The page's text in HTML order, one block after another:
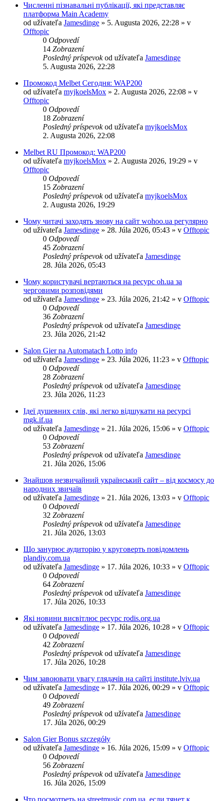
Численні пізнавальні публікації, які представляє
платформа Main Academy
od užívateľa Jamesdinge » 5. Augusta 2026, 22:28 » v
Offtopic
0 Odpovedí
14 Zobrazení
Posledný príspevokod užívateľa Jamesdinge
5. Augusta 2026, 22:28
Промокод Melbet Сегодня: WAP200
od užívateľa myjkoelsMox » 2. Augusta 2026, 22:08 » v
Offtopic
0 Odpovedí
18 Zobrazení
Posledný príspevokod užívateľa myjkoelsMox
2. Augusta 2026, 22:08
Melbet RU Промокод: WAP200
od užívateľa myjkoelsMox » 2. Augusta 2026, 19:29 » v
Offtopic
0 Odpovedí
15 Zobrazení
Posledný príspevokod užívateľa myjkoelsMox
2. Augusta 2026, 19:29
Чому читачі заходять знову на сайт wohoo.ua регулярно
od užívateľa Jamesdinge » 28. Júla 2026, 05:43 » v Offtopic
0 Odpovedí
45 Zobrazení
Posledný príspevokod užívateľa Jamesdinge
28. Júla 2026, 05:43
Чому користувачі вертаються на ресурс oh.ua за
черговими розповідями
od užívateľa Jamesdinge » 23. Júla 2026, 21:42 » v Offtopic
0 Odpovedí
36 Zobrazení
Posledný príspevokod užívateľa Jamesdinge
23. Júla 2026, 21:42
Salon Gier na Automatach Lotto info
od užívateľa Jamesdinge » 23. Júla 2026, 11:23 » v Offtopic
0 Odpovedí
28 Zobrazení
Posledný príspevokod užívateľa Jamesdinge
23. Júla 2026, 11:23
Ідеї душевних слів, які легко відшукати на ресурсі
mgk.if.ua
od užívateľa Jamesdinge » 21. Júla 2026, 15:06 » v Offtopic
0 Odpovedí
53 Zobrazení
Posledný príspevokod užívateľa Jamesdinge
21. Júla 2026, 15:06
Знайшов незвичайний український сайт – від космосу до
народних звичаїв
od užívateľa Jamesdinge » 21. Júla 2026, 13:03 » v Offtopic
0 Odpovedí
32 Zobrazení
Posledný príspevokod užívateľa Jamesdinge
21. Júla 2026, 13:03
Що занурює аудиторію у круговерть повідомлень
plandiy.com.ua
od užívateľa Jamesdinge » 17. Júla 2026, 10:33 » v Offtopic
0 Odpovedí
64 Zobrazení
Posledný príspevokod užívateľa Jamesdinge
17. Júla 2026, 10:33
Які новини висвітлює ресурс rodis.org.ua
od užívateľa Jamesdinge » 17. Júla 2026, 10:28 » v Offtopic
0 Odpovedí
42 Zobrazení
Posledný príspevokod užívateľa Jamesdinge
17. Júla 2026, 10:28
Чим завоювати увагу глядачів на сайті institute.lviv.ua
od užívateľa Jamesdinge » 17. Júla 2026, 00:29 » v Offtopic
0 Odpovedí
49 Zobrazení
Posledný príspevokod užívateľa Jamesdinge
17. Júla 2026, 00:29
Salon Gier Bonus szczegóły
od užívateľa Jamesdinge » 16. Júla 2026, 15:09 » v Offtopic
0 Odpovedí
56 Zobrazení
Posledný príspevokod užívateľa Jamesdinge
16. Júla 2026, 15:09
Что посмотреть на streetmusic.com.ua, если тянет к